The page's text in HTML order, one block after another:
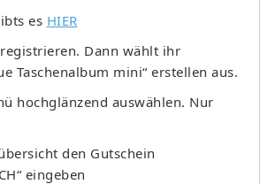
es HIER
Dann wählt ihr
Taschenalbum mini“ erstellen aus.
hochglänzend auswählen. Nur
den Gutschein
eingeben